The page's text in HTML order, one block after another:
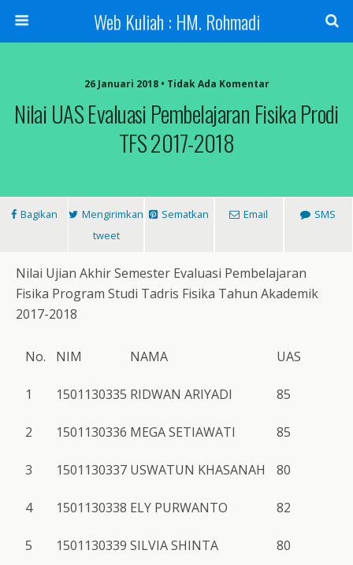
Web Kuliah : HM. Rohmadi
26 Januari 2018 • Tidak Ada Komentar
Nilai UAS Evaluasi Pembelajaran Fisika Prodi
TFS 2017-2018
Bagikan
Mengirimkan
tweet
Sematkan Email SMS
Nilai Ujian Akhir Semester Evaluasi Pembelajaran
Fisika Program Studi Tadris Fisika Tahun Akademik
2017-2018
No. NIM NAMA UAS
1 1501130335 RIDWAN ARIYADI 85
2 1501130336 MEGA SETIAWATI 85
3 1501130337 USWATUN KHASANAH 80
4 1501130338 ELY PURWANTO 82
5 1501130339 SILVIA SHINTA 80